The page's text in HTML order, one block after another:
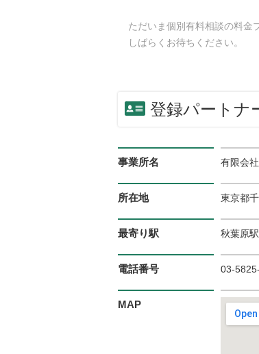
ただいま個別有料相談の料金
しばらくお待ちください。
登録パートナ
事業所名 有限会
所在地 東京都
最寄り駅 秋葉原駅
電話番号 03-
MAP